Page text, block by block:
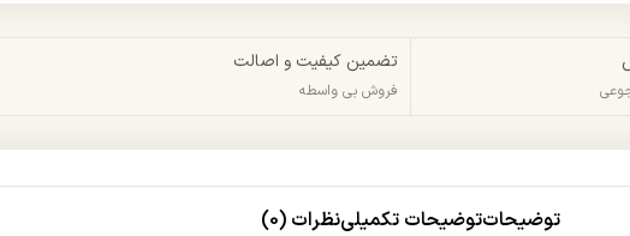
تضمین کیفیت و اصالت
فروش بی واسطه
توضیحاتتوضیحات تکمیلینظرات (0)